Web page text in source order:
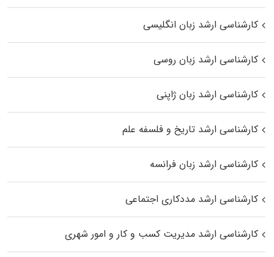
کارشناسی ارشد زبان انگلیسی
کارشناسی ارشد زبان روسی
کارشناسی ارشد زبان ژاپنی
کارشناسی ارشد تاریخ و فلسفه علم
کارشناسی ارشد زبان فرانسه
کارشناسی ارشد مددکاری اجتماعی
کارشناسی ارشد مدیریت کسب و کار و امور شهری